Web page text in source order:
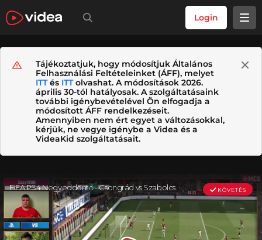
Login
Tájékoztatjuk, hogy módosítjuk Általános
Felhasználási Feltételeinket (ÁFF), melyet
ITTés ITTolvashat. A módosítások 2026.
április 30-tól hatályosak. A szolgáltatásaink
további igénybevételével Ön elfogadja a
módosított ÁFF rendelkezéseit.
Amennyiben nem ért egyet a változásokkal,
kérjük, ne vegye igénybe a Videa és a
VideaKid szolgáltatásait.